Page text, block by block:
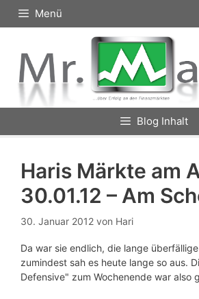
Inhalt
Menü
Blog Inhalt
Haris Märkte am
30.01.12 – Am
30. Januar 2012 von Hari
Da war sie endlich, die lange
zumindest sah es heute lange so aus.
Defensive" zum Wochenende war also